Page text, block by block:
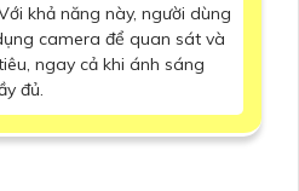
khả năng này, người dùng
camera để quan sát và
ngay cả khi ánh sáng
đủ.